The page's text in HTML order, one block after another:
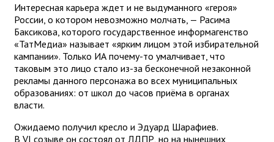
Интересная карьера ждет и не выдуманного «героя»
России, о котором невозможно молчать, — Расима
Баксикова, которого государственное информагенство
«ТатМедиа» называет «ярким лицом этой избирательной
кампании». Только ИА почему-то умалчивает, что
таковым это лицо стало из-за бесконечной незаконной
рекламы данного персонажа во всех муниципальных
образованиях: от школ до часов приёма в органах
власти.
Ожидаемо получил кресло и Эдуард Шарафиев.
В VI созыве он состоял от ЛДПР, но на нынешних